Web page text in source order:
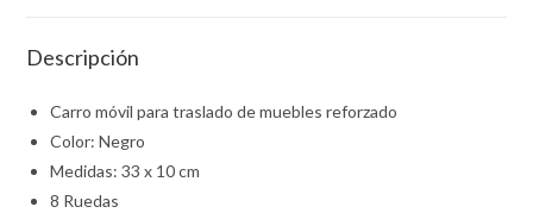
Descripción
Carro móvil para traslado de muebles reforzado
Color: Negro
Medidas: 33 x 10 cm
8 Ruedas